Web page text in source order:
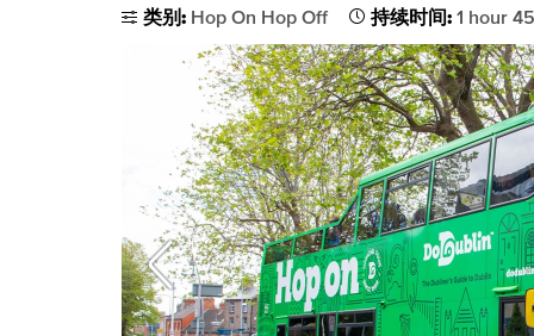
类别: Hop On Hop Off 持续时间: 1 hour